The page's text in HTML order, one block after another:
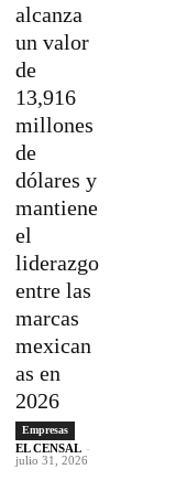
alcanza
un valor
de
13,916
millones
de
dólares y
mantiene
el
liderazgo
entre las
marcas
mexican
as en
2026
Empresas
EL CENSAL -
julio 31, 2026